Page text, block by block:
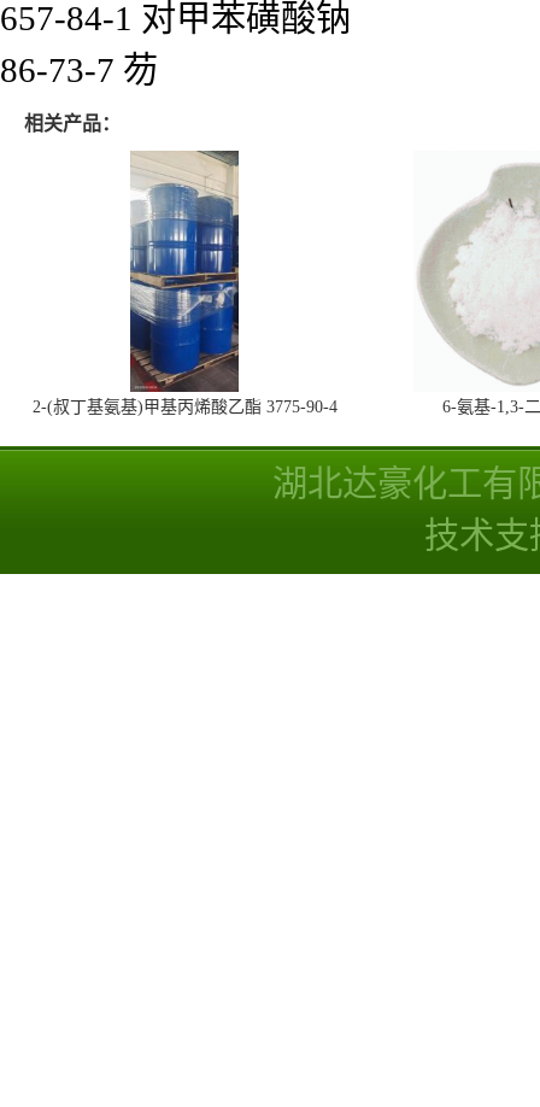
657-84-1 对甲苯磺酸钠
86-73-7 芴
相关产品：
2-(叔丁基氨基)甲基丙烯酸乙酯 3775-90-4 6-氨基-1,3-
湖北达豪化工有
技术